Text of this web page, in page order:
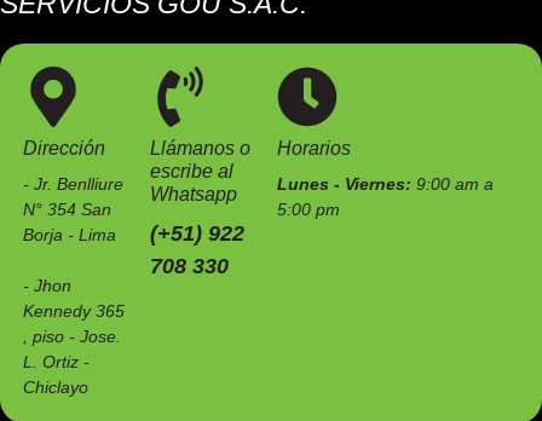
Somos una empresa especializada en el mantenimiento de
estaciones de servicio e instalaciones industriales.
Dirección
- Jr. Benlliure
N° 354 San
Borja - Lima
- Jhon
Kennedy 365
, piso - Jose.
L. Ortiz -
Chiclayo
Llámanos o
escribe al
Whatsapp
(+51) 922
708 330
Horarios
Lunes - Viernes: 9:00 am a
5:00 pm